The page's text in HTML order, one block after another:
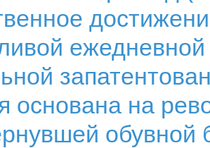
основана на
обувной